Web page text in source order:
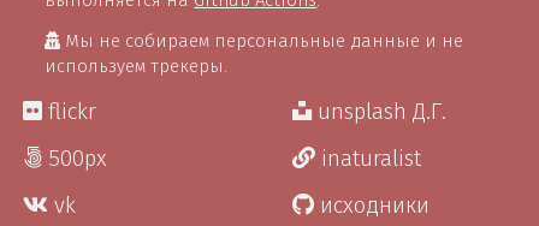
Мы не собираем персональные данные и не
используем трекеры.
flickr
500px
vk
unsplash Д.Г.
inaturalist
исходники